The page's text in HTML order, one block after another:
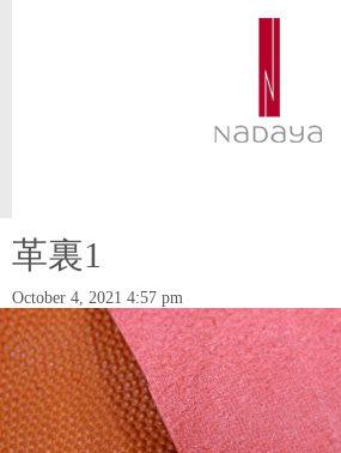
革裏1
October 4, 2021 4:57 pm